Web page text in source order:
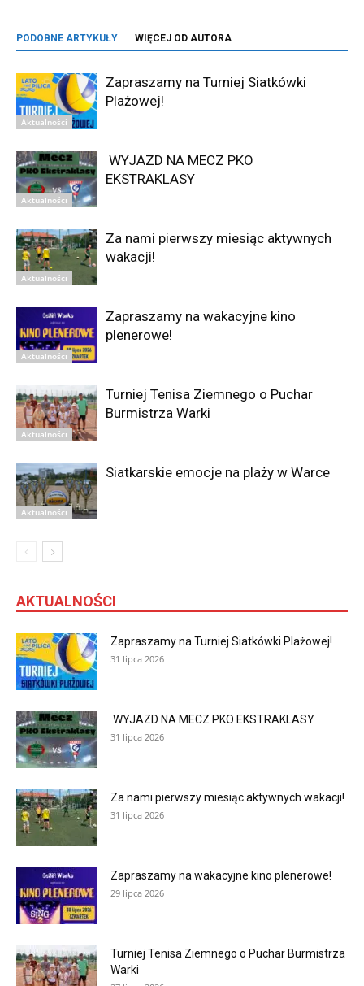
PODOBNE ARTYKUŁY WIĘCEJ OD AUTORA
Aktualności
Zapraszamy na Turniej Siatkówki
Plażowej!
Aktualności
WYJAZD NA MECZ PKO
EKSTRAKLASY
Aktualności
Za nami pierwszy miesiąc aktywnych
wakacji!
Aktualności
Zapraszamy na wakacyjne kino
plenerowe!
Aktualności
Turniej Tenisa Ziemnego o Puchar
Burmistrza Warki
Aktualności
Siatkarskie emocje na plaży w Warce
AKTUALNOŚCI
Zapraszamy na Turniej Siatkówki Plażowej!
31 lipca 2026
WYJAZD NA MECZ PKO EKSTRAKLASY
31 lipca 2026
Za nami pierwszy miesiąc aktywnych wakacji!
31 lipca 2026
Zapraszamy na wakacyjne kino plenerowe!
29 lipca 2026
Turniej Tenisa Ziemnego o Puchar Burmistrza
Warki